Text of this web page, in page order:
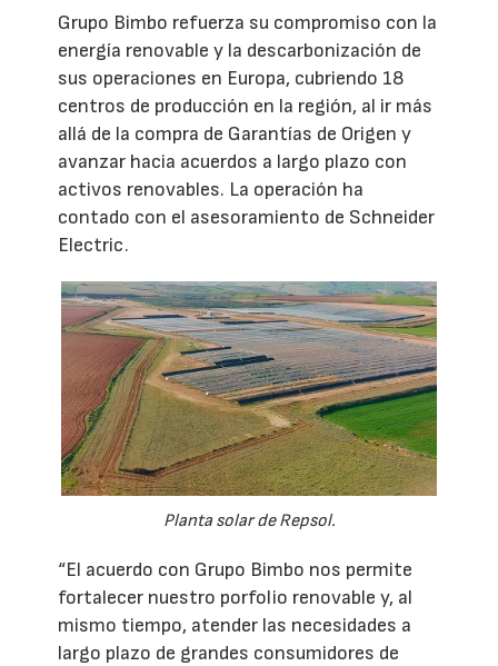
Grupo Bimbo refuerza su compromiso con la
energía renovable y la descarbonización de
sus operaciones en Europa, cubriendo 18
centros de producción en la región, al ir más
allá de la compra de Garantías de Origen y
avanzar hacia acuerdos a largo plazo con
activos renovables. La operación ha
contado con el asesoramiento de Schneider
Electric.
Planta solar de Repsol.
“El acuerdo con Grupo Bimbo nos permite
fortalecer nuestro porfolio renovable y, al
mismo tiempo, atender las necesidades a
largo plazo de grandes consumidores de